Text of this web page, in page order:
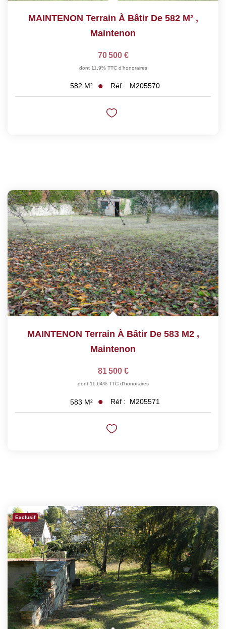
MAINTENON Terrain À Bâtir De 582 M² ,
Maintenon
70 500 €
dont 11,9% TTC d'honoraires
582 M² Réf : M205570
MAINTENON Terrain À Bâtir De 583 M2 ,
Maintenon
81 500 €
dont 11,64% TTC d'honoraires
583 M² Réf : M205571
Exclusif